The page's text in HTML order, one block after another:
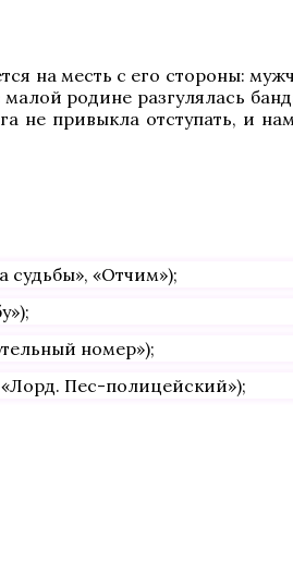
на месть с его стороны:
родине разгулялась
привыкла отступать, и
судьбы», «Отчим»);
номер»);
«Лорд. Пес-полицейский»);